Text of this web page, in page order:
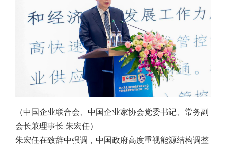
（中国企业联合会、中国企业家协会党委书记、常务副
会长兼理事长 朱宏任）
朱宏任在致辞中强调，中国政府高度重视能源结构调整